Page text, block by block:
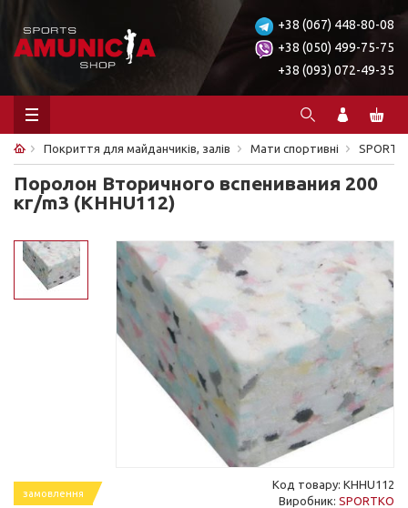
+38 (067) 448-80-08
+38 (050) 499-75-75
+38 (093) 072-49-35
Покриття для майданчиків, залів Мати спортивні
Поролон Вторичного вспенивания 200
кг/m3 (KHHU112)
замовлення
Код товару: KHHU112
Виробник: SPORTKO